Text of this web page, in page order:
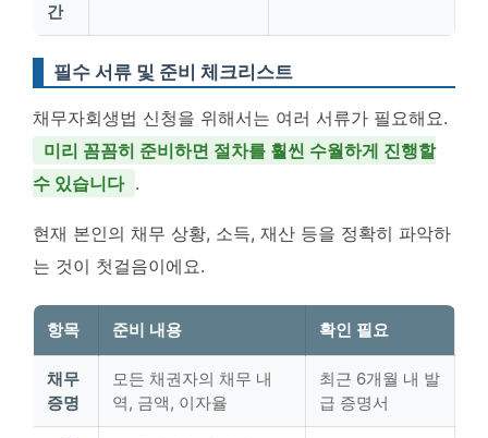
간
필수 서류 및 준비 체크리스트
채무자회생법 신청을 위해서는 여러 서류가 필요해요.
미리 꼼꼼히 준비하면 절차를 훨씬 수월하게 진행할
수 있습니다 .
현재 본인의 채무 상황, 소득, 재산 등을 정확히 파악하
는 것이 첫걸음이에요.
항목 준비 내용 확인 필요
채무
증명
모든 채권자의 채무 내
역, 금액, 이자율
최근 6개월 내 발
급 증명서